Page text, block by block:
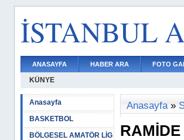
İSTANBUL
ANASAYFA HABER ARA FOTO
KÜNYE
Anasayfa
BASKETBOL
BÖLGESEL AMATÖR LİG
Anasayfa»